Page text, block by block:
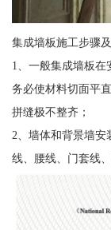
集成墙板施工步骤
1、一般集成墙板在
务必使材料切面平
拼缝极不整齐；
2、墙体和背景墙
线、腰线、门套线